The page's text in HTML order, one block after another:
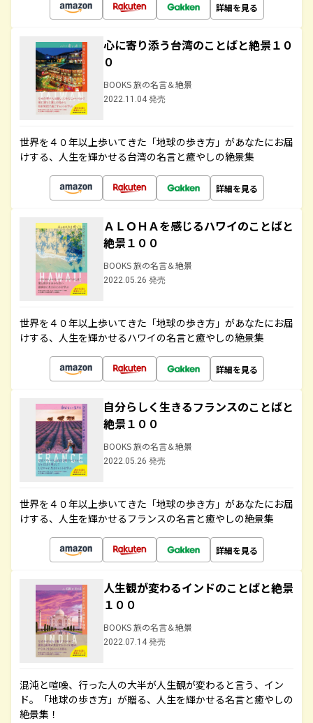
詳細を見る
心に寄り添う台湾のことばと絶景１０
０
BOOKS 旅の名言＆絶景
2022.11.04 発売
世界を４０年以上歩いてきた「地球の歩き方」があなたにお届
けする、人生を輝かせる台湾の名言と癒やしの絶景集
詳細を見る
ＡＬＯＨＡを感じるハワイのことばと
絶景１００
BOOKS 旅の名言＆絶景
2022.05.26 発売
世界を４０年以上歩いてきた「地球の歩き方」があなたにお届
けする、人生を輝かせるハワイの名言と癒やしの絶景集
詳細を見る
自分らしく生きるフランスのことばと
絶景１００
BOOKS 旅の名言＆絶景
2022.05.26 発売
世界を４０年以上歩いてきた「地球の歩き方」があなたにお届
けする、人生を輝かせるフランスの名言と癒やしの絶景集
詳細を見る
人生観が変わるインドのことばと絶景
１００
BOOKS 旅の名言＆絶景
2022.07.14 発売
混沌と喧噪、行った人の大半が人生観が変わると言う、イン
ド。「地球の歩き方」が贈る、人生を輝かせる名言と癒やしの
絶景集！